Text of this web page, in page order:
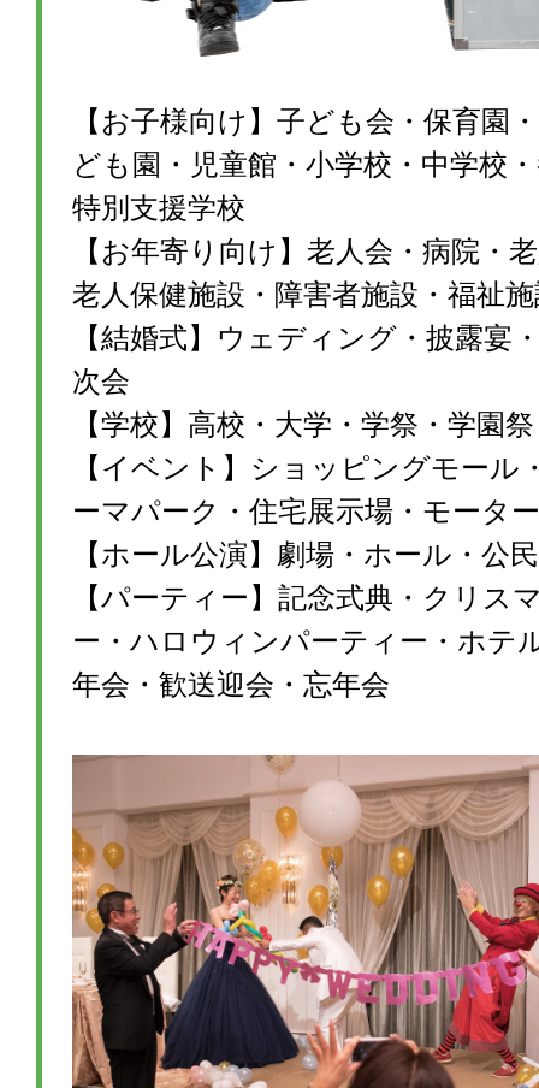
【お子様向け】子ども会・保育園
ども園・児童館・小学校・中学校
特別支援学校
【お年寄り向け】老人会・病院・
老人保健施設・障害者施設・福祉
【結婚式】ウェディング・披露宴
次会
【学校】高校・大学・学祭・学園
【イベント】ショッピングモール
ーマパーク・住宅展示場・モータ
【ホール公演】劇場・ホール・公
【パーティー】記念式典・クリス
ー・ハロウィンパーティー・ホテ
年会・歓送迎会・忘年会